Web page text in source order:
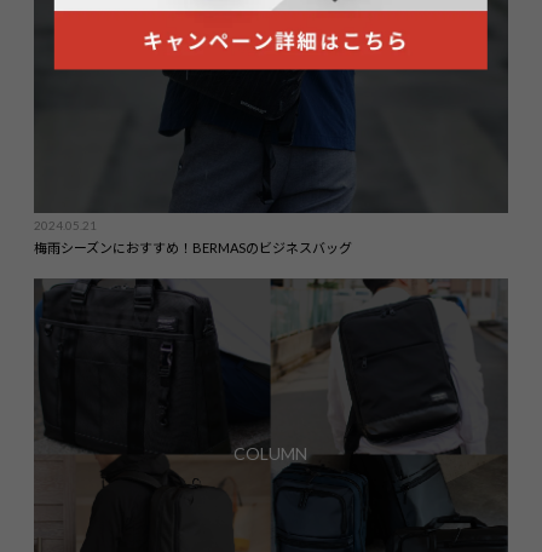
2024.05.21
梅雨シーズンにおすすめ！BERMASのビジネスバッグ
COLUMN